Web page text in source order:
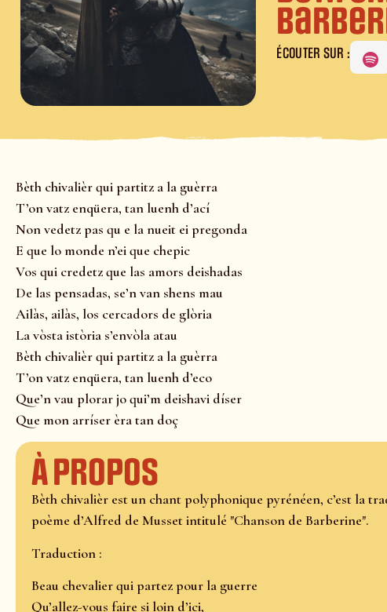
ÉCOUTER SUR :
Bèth chivalièr qui partitz a la guèrra
T’on vatz enqüera, tan luenh d’ací
Non vedetz pas qu e la nueit ei pregonda
E que lo monde n’ei que chepic
Vos qui credetz que las amors deishadas
De las pensadas, se’n van shens mau
Ailàs, ailàs, los cercadors de glòria
La vòsta istòria s’envòla atau
Bèth chivalièr qui partitz a la guèrra
T’on vatz enqüera, tan luenh d’eco
Que’n vau plorar jo qui’m deishavi díser
Que mon arríser èra tan doç
À propos
Bèth chivalièr est un chant polyphonique pyrénéen, c’est la
poème d’Alfred de Musset intitulé "Chanson de Barberine".
Traduction :
Beau chevalier qui partez pour la guerre
Qu’allez-vous faire si loin d’ici,